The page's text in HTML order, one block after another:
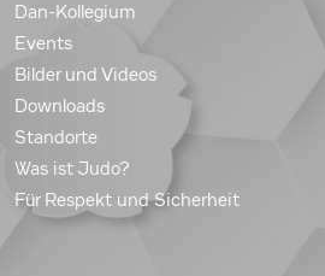
Dan-Kollegium
Events
Bilder und Videos
Downloads
Standorte
Was ist Judo?
Für Respekt und Sicherheit